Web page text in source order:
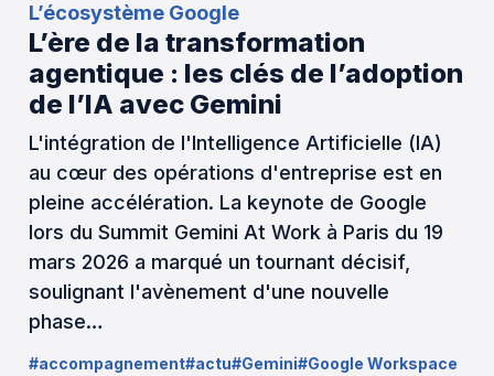
L’écosystème Google
L’ère de la transformation
agentique : les clés de l’adoption
de l’IA avec Gemini
L'intégration de l'Intelligence Artificielle (IA)
au cœur des opérations d'entreprise est en
pleine accélération. La keynote de Google
lors du Summit Gemini At Work à Paris du 19
mars 2026 a marqué un tournant décisif,
soulignant l'avènement d'une nouvelle
phase…
#accompagnement#actu#Gemini#Google Workspace